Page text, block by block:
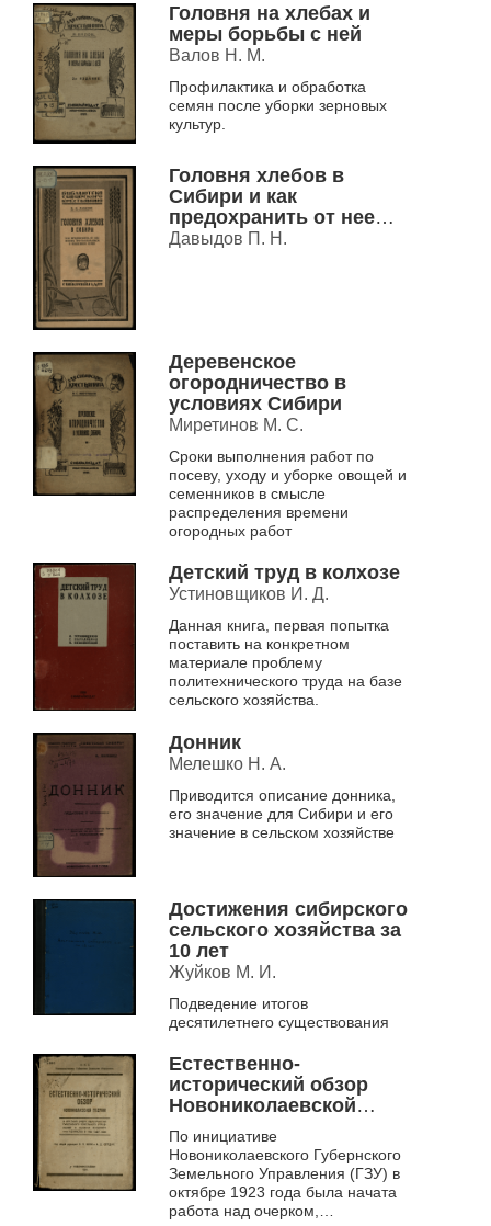
Головня на хлебах и
меры борьбы с ней
Валов Н. М.
Профилактика и обработка
семян после уборки зерновых
культур.
Головня хлебов в
Сибири и как
предохранить от нее
посевы
Давыдов П. Н.
Деревенское
огородничество в
условиях Сибири
Миретинов М. С.
Сроки выполнения работ по
посеву, уходу и уборке овощей и
семенников в смысле
распределения времени
огородных работ
Детский труд в колхозе
Устиновщиков И. Д.
Данная книга, первая попытка
поставить на конкретном
материале проблему
политехнического труда на базе
сельского хозяйства.
Донник
Мелешко Н. А.
Приводится описание донника,
его значение для Сибири и его
значение в сельском хозяйстве
Достижения сибирского
сельского хозяйства за
10 лет
Жуйков М. И.
Подведение итогов
десятилетнего существования
Естественно-
исторический обзор
Новониколаевской
губернии и краткий
очерк мероприятий
Губернского
Земельного
управления в области
По инициативе
Новониколаевского Губернского
Земельного Управления (ГЗУ) в
октябре 1923 года была начата
работа над очерком,